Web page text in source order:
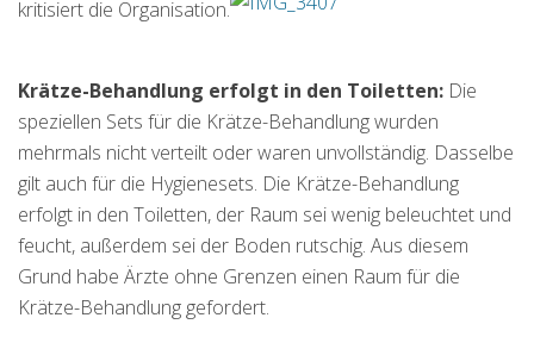
kritisiert die Organisation.
Krätze-Behandlung erfolgt in den Toiletten: Die
speziellen Sets für die Krätze-Behandlung wurden
mehrmals nicht verteilt oder waren unvollständig. Dasselbe
gilt auch für die Hygienesets. Die Krätze-Behandlung
erfolgt in den Toiletten, der Raum sei wenig beleuchtet und
feucht, außerdem sei der Boden rutschig. Aus diesem
Grund habe Ärzte ohne Grenzen einen Raum für die
Krätze-Behandlung gefordert.